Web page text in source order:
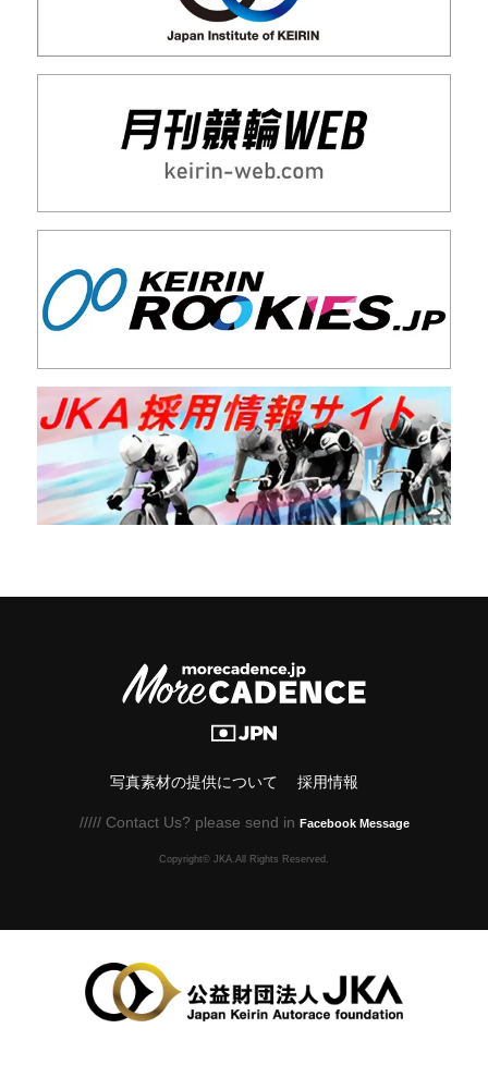
写真素材の提供について 採用情報
///// Contact Us? please send in Facebook Message
Copyright© JKA.All Rights Reserved.